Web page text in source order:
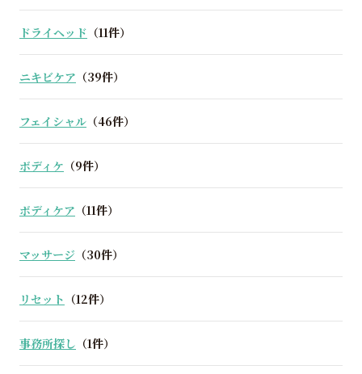
ドライヘッド （11件）
ニキビケア （39件）
フェイシャル （46件）
ボディケ （9件）
ボディケア （11件）
マッサージ （30件）
リセット （12件）
事務所探し （1件）